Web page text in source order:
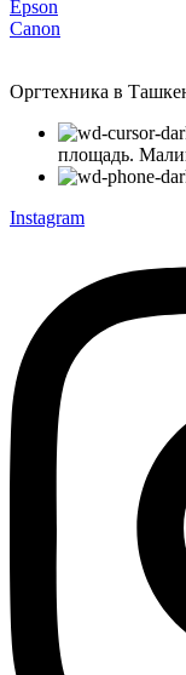
Epson
Canon
Оргтехника в
площадь.
Instagram